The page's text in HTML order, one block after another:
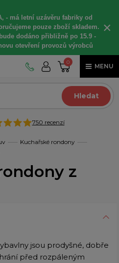
- má letní uzávěru fabriky od
pouze zboží skladem.
dodáno přibližně po 15.9 -
otevření provozů výrobců
×
0
MENU
Hledat
750 recenzí
Kuchařské rondony
z
jsou prodyšné, dobře
před rozpáleným